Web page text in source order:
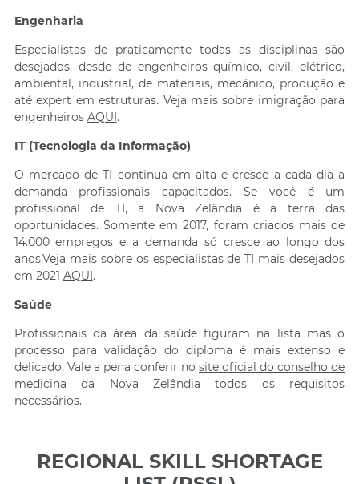
Engenharia
Especialistas de praticamente todas as disciplinas são
desejados, desde de engenheiros químico, civil, elétrico,
ambiental, industrial, de materiais, mecânico, produção e
até expert em estruturas. Veja mais sobre imigração para
engenheiros AQUI.
IT (Tecnologia da Informação)
O mercado de TI continua em alta e cresce a cada dia a
demanda profissionais capacitados. Se você é um
profissional de TI, a Nova Zelândia é a terra das
oportunidades. Somente em 2017, foram criados mais de
14.000 empregos e a demanda só cresce ao longo dos
anos.Veja mais sobre os especialistas de TI mais desejados
em 2021 AQUI.
Saúde
Profissionais da área da saúde figuram na lista mas o
processo para validação do diploma é mais extenso e
delicado. Vale a pena conferir nosite oficial do conselho de
medicina da Nova Zelândia todos os requisitos
necessários.
REGIONAL SKILL SHORTAGE